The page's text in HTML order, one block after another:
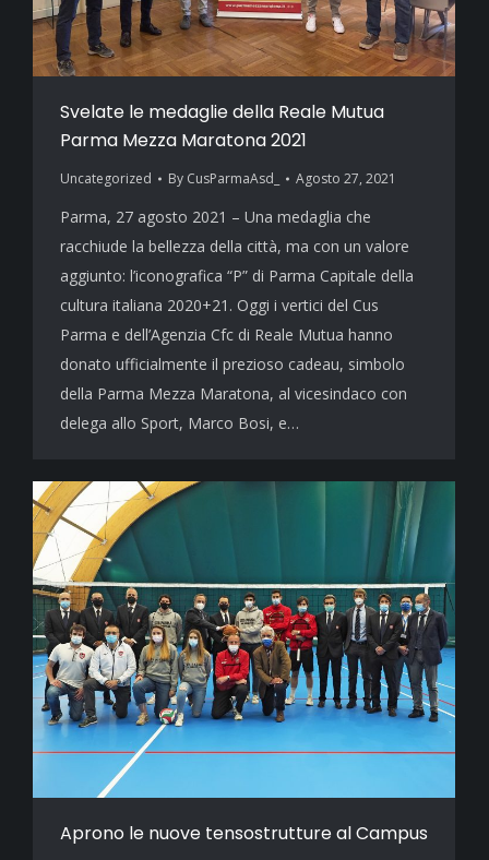
Svelate le medaglie della Reale Mutua
Parma Mezza Maratona 2021
Uncategorized By CusParmaAsd_ Agosto 27, 2021
Parma, 27 agosto 2021 – Una medaglia che
racchiude la bellezza della città, ma con un valore
aggiunto: l’iconografica “P” di Parma Capitale della
cultura italiana 2020+21. Oggi i vertici del Cus
Parma e dell’Agenzia Cfc di Reale Mutua hanno
donato ufficialmente il prezioso cadeau, simbolo
della Parma Mezza Maratona, al vicesindaco con
delega allo Sport, Marco Bosi, e…
Aprono le nuove tensostrutture al Campus